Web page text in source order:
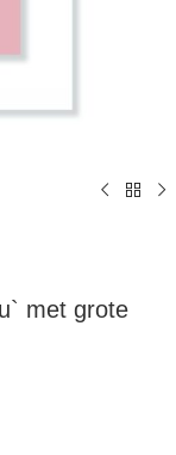
met grote